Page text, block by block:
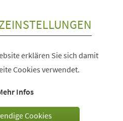
erklären Sie sich damit
Cookies verwendet.
Infos
Cookies